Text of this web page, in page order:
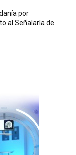
por
al Señalarla de